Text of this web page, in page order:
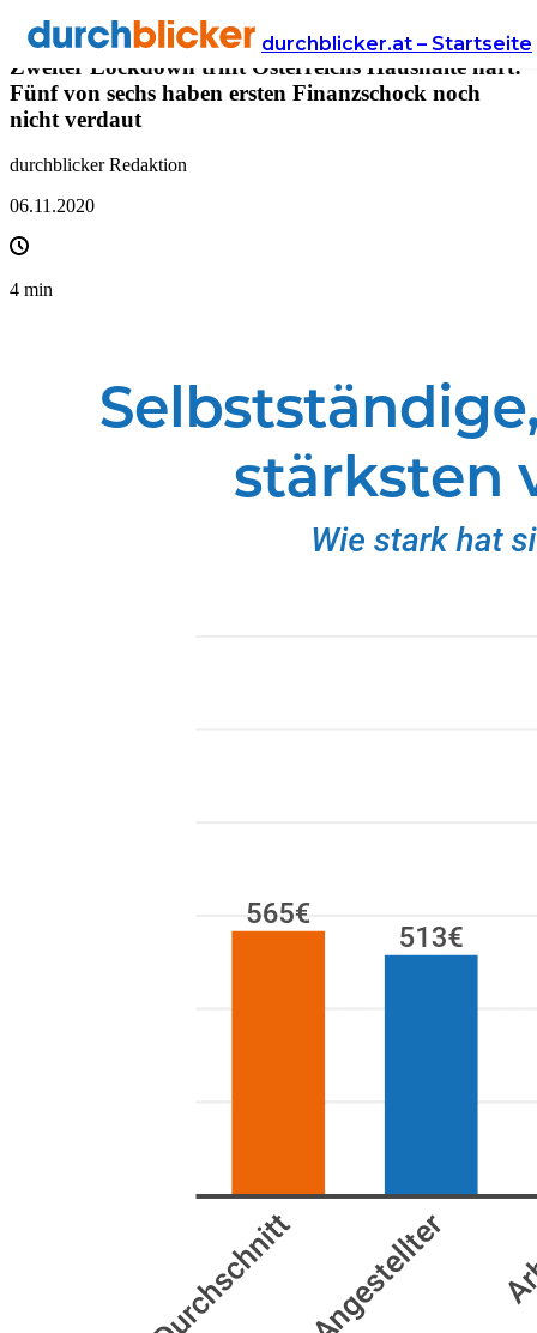
durchblicker.at – Startseite
Presse
Zweiter Lockdown trifft Österreichs Haushalte hart:
Fünf von sechs haben ersten Finanzschock noch
nicht verdaut
durchblicker Redaktion
06.11.2020
4 min